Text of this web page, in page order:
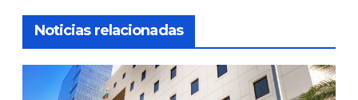
Noticias relacionadas